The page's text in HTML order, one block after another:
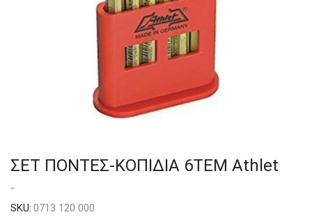
ΣΕΤ ΠΟΝΤΕΣ-ΚΟΠΙΔΙΑ 6ΤΕΜ Athlet
-
SKU: 0713 120 000